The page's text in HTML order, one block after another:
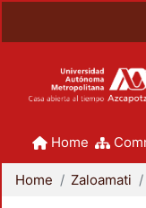
Home
Home Zaloamati